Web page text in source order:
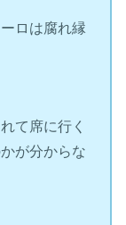
ロは腐れ縁
て席に行く
が分からな